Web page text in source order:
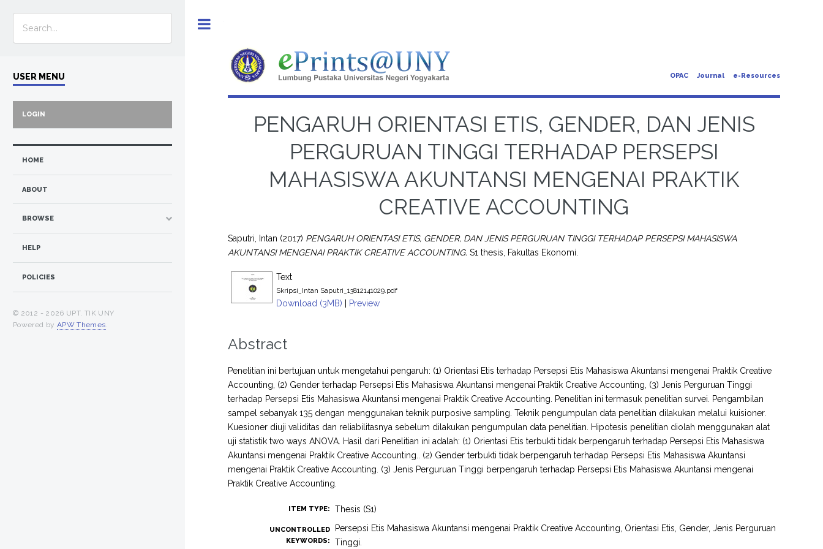
OPAC Journal e-Resources
PENGARUH ORIENTASI ETIS, GENDER, DAN JENIS
PERGURUAN TINGGI TERHADAP PERSEPSI
MAHASISWA AKUNTANSI MENGENAI PRAKTIK
CREATIVE ACCOUNTING
Saputri, Intan (2017) PENGARUH ORIENTASI ETIS, GENDER, DAN JENIS PERGURUAN TINGGI TERHADAP PERSEPSI MAHASISWA
AKUNTANSI MENGENAI PRAKTIK CREATIVE ACCOUNTING. S1 thesis, Fakultas Ekonomi.
Text
Skripsi_Intan Saputri_13812141029.pdf
Download (3MB) | Preview
Abstract
Penelitian ini bertujuan untuk mengetahui pengaruh: (1) Orientasi Etis terhadap Persepsi Etis Mahasiswa Akuntansi mengenai Praktik Creative
Accounting, (2) Gender terhadap Persepsi Etis Mahasiswa Akuntansi mengenai Praktik Creative Accounting, (3) Jenis Perguruan Tinggi
terhadap Persepsi Etis Mahasiswa Akuntansi mengenai Praktik Creative Accounting. Penelitian ini termasuk penelitian survei. Pengambilan
sampel sebanyak 135 dengan menggunakan teknik purposive sampling. Teknik pengumpulan data penelitian dilakukan melalui kuisioner.
Kuesioner diuji validitas dan reliabilitasnya sebelum dilakukan pengumpulan data penelitian. Hipotesis penelitian diolah menggunakan alat
uji statistik two ways ANOVA. Hasil dari Penelitian ini adalah: (1) Orientasi Etis terbukti tidak berpengaruh terhadap Persepsi Etis Mahasiswa
Akuntansi mengenai Praktik Creative Accounting.. (2) Gender terbukti tidak berpengaruh terhadap Persepsi Etis Mahasiswa Akuntansi
mengenai Praktik Creative Accounting. (3) Jenis Perguruan Tinggi berpengaruh terhadap Persepsi Etis Mahasiswa Akuntansi mengenai
Praktik Creative Accounting.
ITEM TYPE: Thesis (S1)
UNCONTROLLED
KEYWORDS:
Persepsi Etis Mahasiswa Akuntansi mengenai Praktik Creative Accounting, Orientasi Etis, Gender, Jenis Perguruan
Tinggi.
USER MENU
LOGIN
HOME
ABOUT
BROWSE
HELP
POLICIES
© 2012 - 2026 UPT. TIK UNY
Powered by APW Themes